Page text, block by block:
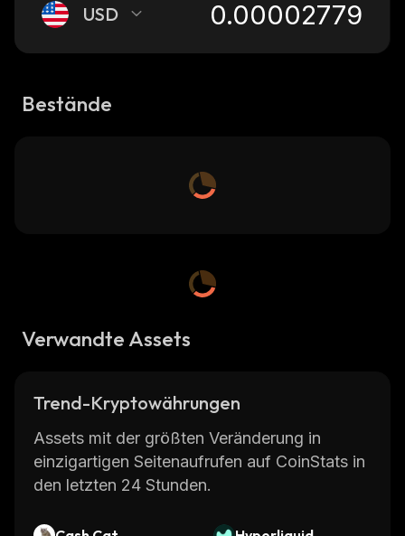
USD
Bestände
Verwandte Assets
Trend-Kryptowährungen
Assets mit der größten Veränderung in
einzigartigen Seitenaufrufen auf CoinStats in
den letzten 24 Stunden.